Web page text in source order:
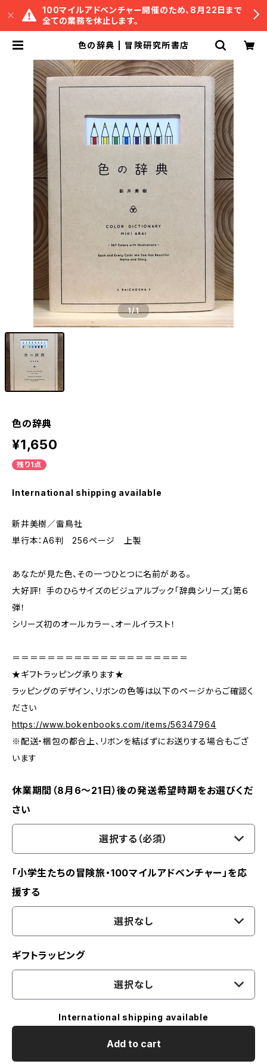
100マイルアドベンチャー開催のため、8月22日まで
全ての業務を休止します。
色の辞典 | 冒険研究所書店
1/1
色の辞典
¥1,650
残り1点
International shipping available
新井美樹／雷鳥社
単行本：A6判 256ページ 上製
あなたが見た色、その一つひとつに名前がある。
大好評！ 手のひらサイズのビジュアルブック「辞典シリーズ」第６
弾！
シリーズ初のオールカラー、オールイラスト！
＝＝＝＝＝＝＝＝＝＝＝＝＝＝＝＝＝＝＝＝
★ギフトラッピング承ります★
ラッピングのデザイン、リボンの色等は以下のページからご確認く
ださい
https://www.bokenbooks.com/items/56347964
※配送・梱包の都合上、リボンを結ばずにお送りする場合もござ
います
休業期間（8月6〜21日）後の発送希望時期をお選びくだ
さい
選択する（必須）
「小学生たちの冒険旅・100マイルアドベンチャー」を応
援する
選択なし
ギフトラッピング
選択なし
International shipping available
Add to cart